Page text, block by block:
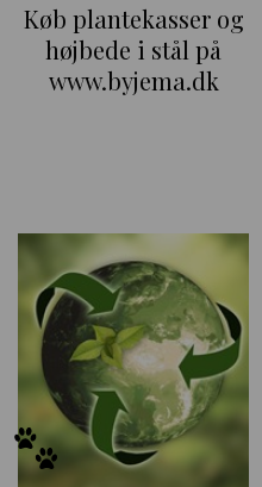
Køb plantekasser og
højbede i stål på
www.byjema.dk